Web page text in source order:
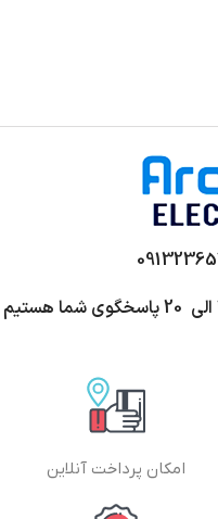
امکان پرداخت آنلاین